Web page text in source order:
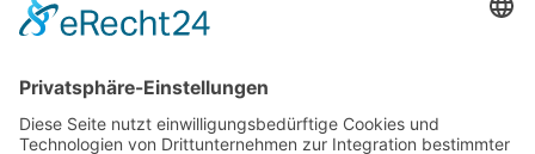
Tekal – Textile Lebensqualität